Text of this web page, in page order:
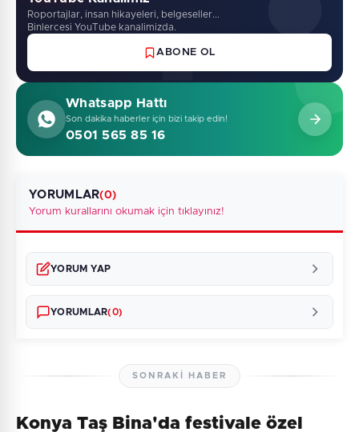
Roportajlar, insan hikayeleri, belgeseller...
Binlercesi YouTube kanalimizda.
ABONE OL
Whatsapp Hattı
Son dakika haberler için bizi takip edin!
0501 565 85 16
YORUMLAR(0)
Yorum kurallarını okumak için tıklayınız!
YORUM YAP
YORUMLAR(0)
SONRAKI HABER
Konya Taş Bina'da festivale özel